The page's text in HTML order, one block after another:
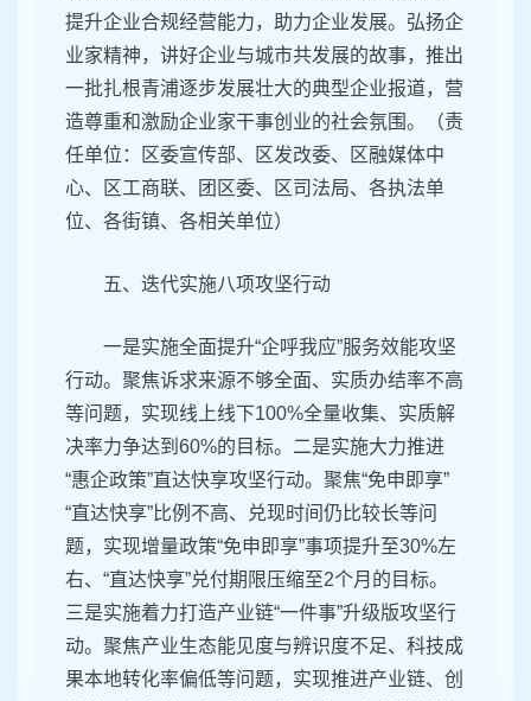
提升企业合规经营能力，助力企业发展。弘扬企
业家精神，讲好企业与城市共发展的故事，推出
一批扎根青浦逐步发展壮大的典型企业报道，营
造尊重和激励企业家干事创业的社会氛围。（责
任单位：区委宣传部、区发改委、区融媒体中
心、区工商联、团区委、区司法局、各执法单
位、各街镇、各相关单位）
五、迭代实施八项攻坚行动
一是实施全面提升“企呼我应”服务效能攻坚
行动。聚焦诉求来源不够全面、实质办结率不高
等问题，实现线上线下100%全量收集、实质解
决率力争达到60%的目标。二是实施大力推进
“惠企政策”直达快享攻坚行动。聚焦“免申即享”
“直达快享”比例不高、兑现时间仍比较长等问
题，实现增量政策“免申即享”事项提升至30%左
右、“直达快享”兑付期限压缩至2个月的目标。
三是实施着力打造产业链“一件事”升级版攻坚行
动。聚焦产业生态能见度与辨识度不足、科技成
果本地转化率偏低等问题，实现推进产业链、创